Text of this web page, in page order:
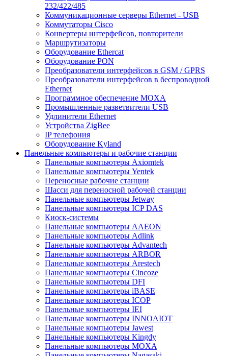
232/422/485
Коммуникационные серверы Ethernet - USB
Коммутаторы Cisco
Конвертеры интерфейсов, повторители
Маршрутизаторы
Оборудование Ethercat
Оборудование PON
Преобразователи интерфейсов в GSM / GPRS
Преобразователи интерфейсов в беспроводной
Ethernet
Программное обеспечение MOXA
Промышленные разветвители USB
Удлинители Ethernet
Устройства ZigBee
IP телефония
Оборудование Kyland
Панельные компьютеры и рабочие станции
Панельные компьютеры Axiomtek
Панельные компьютеры Yentek
Переносные рабочие станции
Шасси для переносной рабочей станции
Панельные компьютеры Jetway
Панельные компьютеры ICP DAS
Киоск-системы
Панельные компьютеры AAEON
Панельные компьютеры Adlink
Панельные компьютеры Advantech
Панельные компьютеры ARBOR
Панельные компьютеры Arestech
Панельные компьютеры Cincoze
Панельные компьютеры DFI
Панельные компьютеры iBASE
Панельные компьютеры ICOP
Панельные компьютеры IEI
Панельные компьютеры INNOAIOT
Панельные компьютеры Jawest
Панельные компьютеры Kingdy
Панельные компьютеры MOXA